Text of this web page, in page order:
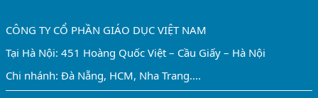
CÔNG TY CỔ PHẦN GIÁO DỤC VIỆT NAM
Tại Hà Nội: 451 Hoàng Quốc Việt – Cầu Giấy – Hà Nội
Chi nhánh: Đà Nẵng, HCM, Nha Trang....